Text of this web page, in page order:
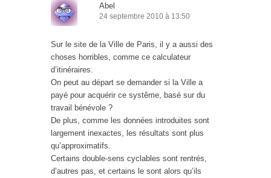
Abel
24 septembre 2010 à 13:50
Sur le site de la Ville de Paris, il y a aussi des
choses horribles, comme ce calculateur
d’itinéraires.
On peut au départ se demander si la Ville a
payé pour acquérir ce systême, basé sur du
travail bénévole ?
De plus, comme les données introduites sont
largement inexactes, les résultats sont plus
qu’approximatifs.
Certains double-sens cyclables sont rentrés,
d’autres pas, et certains le sont alors qu’ils